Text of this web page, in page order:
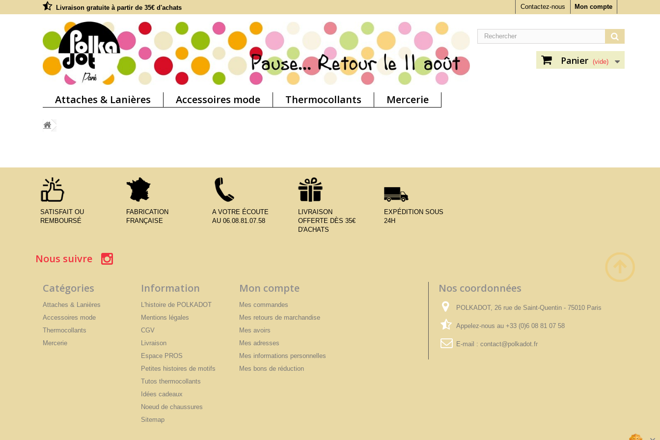
Mon compte
Contactez-nous
Livraison gratuite à partir de 35€ d'achats
Panier (vide)
Attaches & Lanières Accessoires mode Thermocollants Mercerie
SATISFAIT OU
REMBOURSÉ
FABRICATION
FRANÇAISE
A VOTRE ÉCOUTE
AU 06.08.81.07.58
LIVRAISON
OFFERTE DÈS 35€
D'ACHATS
EXPÉDITION SOUS
24H
Nous suivre
Catégories
Attaches & Lanières
Accessoires mode
Thermocollants
Mercerie
Information
L'histoire de POLKADOT
Mentions légales
CGV
Livraison
Espace PROS
Petites histoires de motifs
Tutos thermocollants
Idées cadeaux
Noeud de chaussures
Sitemap
Mon compte
Mes commandes
Mes retours de marchandise
Mes avoirs
Mes adresses
Mes informations personnelles
Mes bons de réduction
Nos coordonnées
POLKADOT, 26 rue de Saint-Quentin - 75010 Paris
Appelez-nous au +33 (0)6 08 81 07 58
E-mail : contact@polkadot.fr